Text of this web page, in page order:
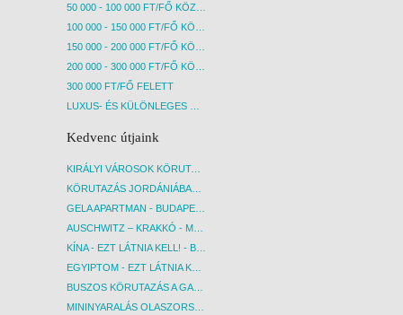
50 000 - 100 000 FT/FŐ KÖZÖTT
100 000 - 150 000 FT/FŐ KÖZÖTT
150 000 - 200 000 FT/FŐ KÖZÖTT
200 000 - 300 000 FT/FŐ KÖZÖTT
300 000 FT/FŐ FELETT
LUXUS- ÉS KÜLÖNLEGES UTAK
Kedvenc útjaink
KIRÁLYI VÁROSOK KÖRUTAZÁS KÖZVETLEN REPÜLŐJÁRATTAL - BUDAPEST, REPÜLŐ
KÖRUTAZÁS JORDÁNIÁBAN, HOLT-TENGERI PIHENÉSSEL - BUDAPEST, REPÜLŐ
GELA APARTMAN - BUDAPEST, REPÜLŐ
AUSCHWITZ – KRAKKÓ - MEGRÁZÓ IDŐUTAZÁS! - BUDAPEST, BUSZ
KÍNA - EZT LÁTNIA KELL! - BUDAPEST, REPÜLŐ
EGYIPTOM - EZT LÁTNIA KELL! - BUDAPEST, REPÜLŐ
BUSZOS KÖRUTAZÁS A GARDA-TÓ KÖRNYÉKÉN - BUDAPEST, BUSZ
MININYARALÁS OLASZORSZÁGBAN: ÉSZAK-OLASZ GYÖNGYSZEMEK NYOMÁBAN - BUDAPEST, BUSZ